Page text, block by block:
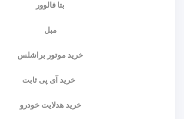
بتا فالوور
مبل
خرید موتور براشلس
خرید آی پی ثابت
خرید هدلایت خودرو